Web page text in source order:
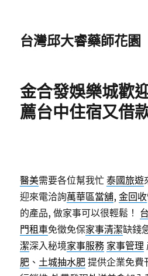
台灣邱大睿藥師花園
金合發娛樂城歡
薦台中住宿又借
醫美需要各位幫我忙泰國旅遊
迎來電洽詢萬華區當舖,金回收
的產品, 做家事可以很輕鬆！
門租車免徵免保家事清潔缺錢
潔深入秘境家事服務 家事管理
肥 、 土城抽水肥 提供企業免費